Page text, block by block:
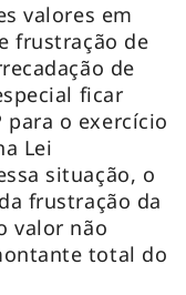
valores em
frustração de
de
ficar
para o exercício
Lei
situação, o
frustração da
valor não
total do